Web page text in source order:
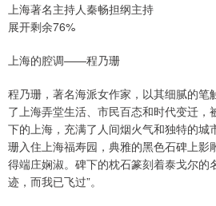
上海著名主持人秦畅担纲主持
展开剩余76%
上海的腔调——程乃珊
程乃珊，著名海派女作家，以其细腻的笔
了上海弄堂生活、市民百态和时代变迁，
下的上海，充满了人间烟火气和独特的城
珊入住上海福寿园，典雅的黑色石碑上影
得端庄娴淑。碑下的枕石篆刻着泰戈尔的
迹，而我已飞过”。